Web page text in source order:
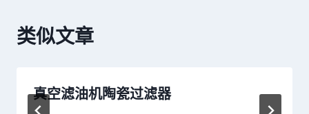
类似文章
真空滤油机陶瓷过滤器